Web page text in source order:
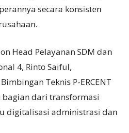
secara konsisten
Head Pelayanan SDM dan
4, Rinto Saiful,
Teknis P-ERCENT
dari transformasi
digitalisasi administrasi dan